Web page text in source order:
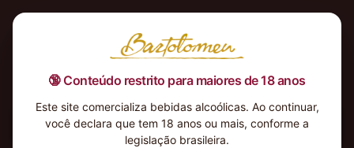
🔞 Conteúdo restrito para maiores de 18 anos
Este site comercializa bebidas alcoólicas. Ao continuar,
você declara que tem 18 anos ou mais, conforme a
legislação brasileira.
Nenhum produto foi encontrado para a sua seleção.